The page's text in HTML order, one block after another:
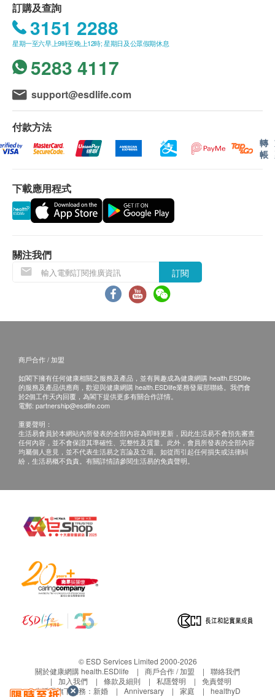
服用方法
每日2次，每次1至2粒
成份
葉黃素、葡萄籽精華、歐洲野生藍莓濃縮精華、魚
油、椰子油、蜂蠟、卵磷脂、明膠、甘油
輸附加費)。
2. 我們將於確定訂單後3-5個工作天內安排發貨。
3. 不排除運送時間會因節日而有所影響。當八號
烈風訊號懸掛或黑色暴雨警告生效時，送貨服務時間
將會延遲。
4. 所有訂單須視乎相關貨品的供應情況再作最後
確認。倘若健康網購health.ESDlife未能提供任何訂單
上的貨品，健康網購health.ESDlife有權拒絕接受該訂
單，並且會於送貨前透過電話或電郵通知顧客再作安
排。
1. 貨品質量保證，於顧客收到產品當日起計，食
用期應最少有6個月或以上。
換貨條款
是否有損毀情況，一經確認簽收，恕不接受退換。
2. 退換產品必須包裝完整，如退換之產品有任何
殘缺或過期退回，供應商有權不受理。
3. 如有其他損壞或遺漏查詢，顧客必須保留有效
客服熱線: (852) 3151-2288
訂購及查詢
3151 2288
星期一至六早上9時至晚上12時; 星期日及公眾假期休息
5283 4117
support@esdlife.com
付款方法
轉
帳
下載應用程式
關注我們
訂閱
商戶合作 / 加盟
如閣下擁有任何健康相關之服務及產品，並有興趣成為健康網購 health.ESDlife
的服務及產品供應商，歡迎與健康網購 health.ESDlife業務發展部聯絡。我們會
於2個工作天內回覆，為閣下提供更多有關合作詳情。
電郵: partnership@esdlife.com
重要聲明：
生活易會員於本網站內所發表的全部內容為即時更新，因此生活易不會預先審查
任何內容，並不會保證其準確性、完整性及質量。此外，會員所發表的全部內容
均屬個人意見，並不代表生活易之言論及立場。如從而引起任何損失或法律糾
紛，生活易概不負責。有關詳情請參閱生活易的免責聲明。
© ESD Services Limited 2000-2026
關於健康網購 health.ESDlife
商戶合作 / 加盟
聯絡我們
加入我們
條款及細則 私隱聲明
免責聲明
生活易旗下業務： 新婚 Anniversary 家庭
healthyD